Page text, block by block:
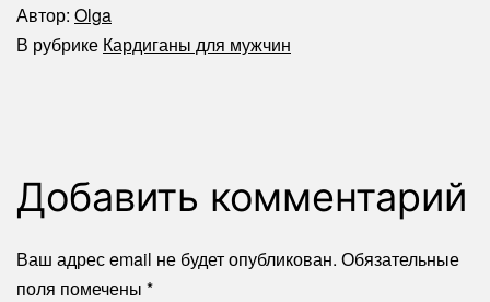
Автор: Olga
В рубрике Кардиганы для мужчин
Добавить комментарий
Ваш адрес email не будет опубликован. Обязательные
поля помечены *